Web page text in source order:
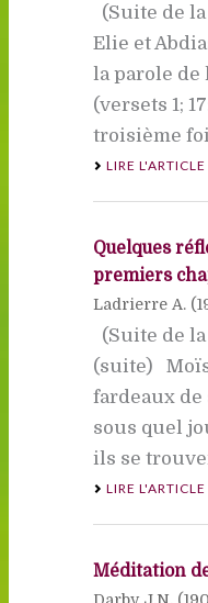
(Suite de
Elie et
la parole de
(versets 1;
troisième
LIRE L'ARTICLE
Quelques
premiers
Ladrierre A. (
(Suite de
(suite)
fardeaux de
sous quel
ils se
LIRE L'ARTICLE
Méditation
Darby J.N. (